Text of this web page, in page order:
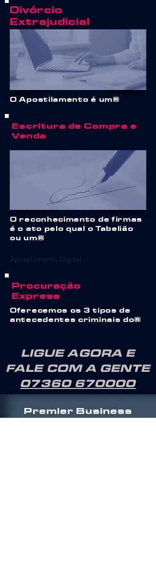
Divórcio
Extrajudicial
O Apostilamento é um
Escritura de Compra e
Venda
O reconhecimento de firmas
é o ato pelo qual o Tabelião
ou um
Apostilamento Digital
Procuração
Express
Oferecemos os 3 tipos de
antecedentes criminais do
LIGUE AGORA E
FALE COM A GENTE
07360 670000
Premier Business